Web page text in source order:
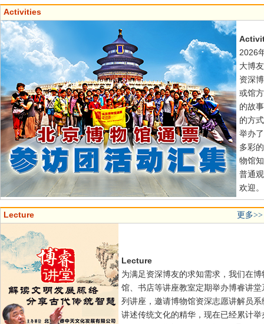
Activities
2026
大博
资深
或馆
的故
的方
举办
多彩
物馆
普通
欢迎。
Lecture 更多>>
Lecture
为满足资深博友的求知需求，我们在博
馆、书店等讲座教室定期举办博睿讲堂
列讲座，邀请博物馆资深志愿讲解员系
讲述传统文化的精华，现在已经累计举